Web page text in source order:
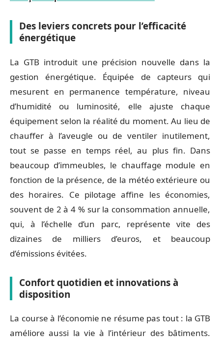
Des leviers concrets pour l’efficacité
énergétique
La GTB introduit une précision nouvelle dans la
gestion énergétique. Équipée de capteurs qui
mesurent en permanence température, niveau
d’humidité ou luminosité, elle ajuste chaque
équipement selon la réalité du moment. Au lieu de
chauffer à l’aveugle ou de ventiler inutilement,
tout se passe en temps réel, au plus fin. Dans
beaucoup d’immeubles, le chauffage module en
fonction de la présence, de la météo extérieure ou
des horaires. Ce pilotage affine les économies,
souvent de 2 à 4 % sur la consommation annuelle,
qui, à l’échelle d’un parc, représente vite des
dizaines de milliers d’euros, et beaucoup
d’émissions évitées.
Confort quotidien et innovations à
disposition
La course à l’économie ne résume pas tout : la GTB
améliore aussi la vie à l’intérieur des bâtiments.